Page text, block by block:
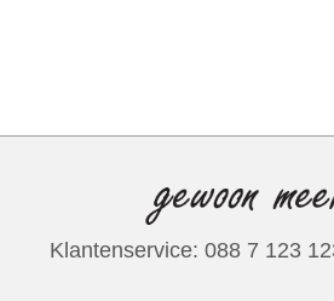
Klantenservice: 088 7 123